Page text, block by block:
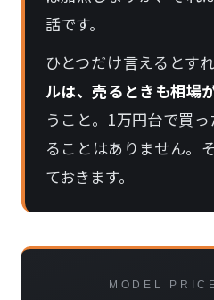
話です。
ひとつだけ言えるとすれ
ルは、売るときも相場
うこと。1万円台で買
ることはありません。
ておきます。
MODEL